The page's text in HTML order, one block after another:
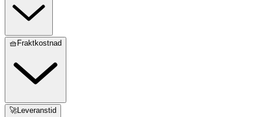
🧺Fraktkostnad
🚀Leveranstid